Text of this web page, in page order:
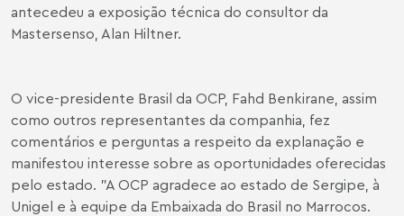
antecedeu a exposição técnica do consultor da
Mastersenso, Alan Hiltner.
O vice-presidente Brasil da OCP, Fahd Benkirane, assim
como outros representantes da companhia, fez
comentários e perguntas a respeito da explanação e
manifestou interesse sobre as oportunidades oferecidas
pelo estado. "A OCP agradece ao estado de Sergipe, à
Unigel e à equipe da Embaixada do Brasil no Marrocos.